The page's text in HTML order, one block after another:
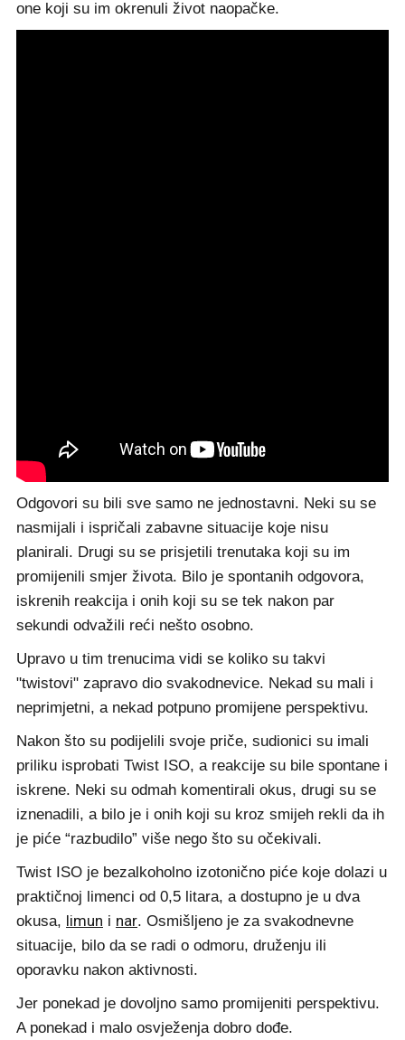
one koji su im okrenuli život naopačke.
Odgovori su bili sve samo ne jednostavni. Neki su se
nasmijali i ispričali zabavne situacije koje nisu
planirali. Drugi su se prisjetili trenutaka koji su im
promijenili smjer života. Bilo je spontanih odgovora,
iskrenih reakcija i onih koji su se tek nakon par
sekundi odvažili reći nešto osobno.
Upravo u tim trenucima vidi se koliko su takvi
"twistovi" zapravo dio svakodnevice. Nekad su mali i
neprimjetni, a nekad potpuno promijene perspektivu.
Nakon što su podijelili svoje priče, sudionici su imali
priliku isprobati Twist ISO, a reakcije su bile spontane i
iskrene. Neki su odmah komentirali okus, drugi su se
iznenadili, a bilo je i onih koji su kroz smijeh rekli da ih
je piće “razbudilo” više nego što su očekivali.
Twist ISO je bezalkoholno izotonično piće koje dolazi u
praktičnoj limenci od 0,5 litara, a dostupno je u dva
okusa, limun i nar. Osmišljeno je za svakodnevne
situacije, bilo da se radi o odmoru, druženju ili
oporavku nakon aktivnosti.
Jer ponekad je dovoljno samo promijeniti perspektivu.
A ponekad i malo osvježenja dobro dođe.